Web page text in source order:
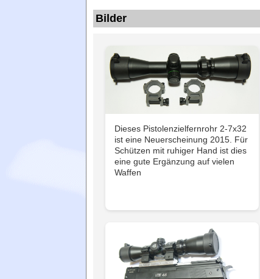
Bilder
Dieses Pistolenzielfernrohr 2-7x32
ist eine Neuerscheinung 2015. Für
Schützen mit ruhiger Hand ist dies
eine gute Ergänzung auf vielen
Waffen